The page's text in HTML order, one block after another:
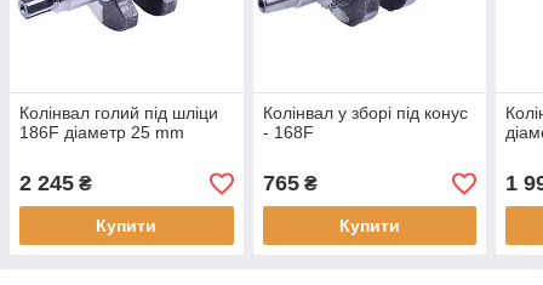
Колінвал голий під шліци
186F діаметр 25 mm
2 245 ₴
Купити
Колінвал у зборі під конус
- 168F
765₴
Купити
1